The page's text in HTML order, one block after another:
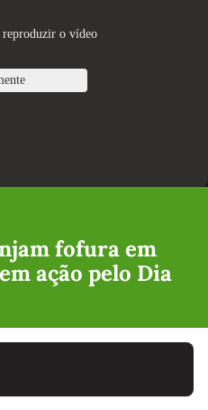
fofura em
ação pelo Dia